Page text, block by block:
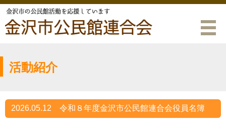
活動紹介
2026.05.12 令和８年度金沢市公民館連合会役員名簿